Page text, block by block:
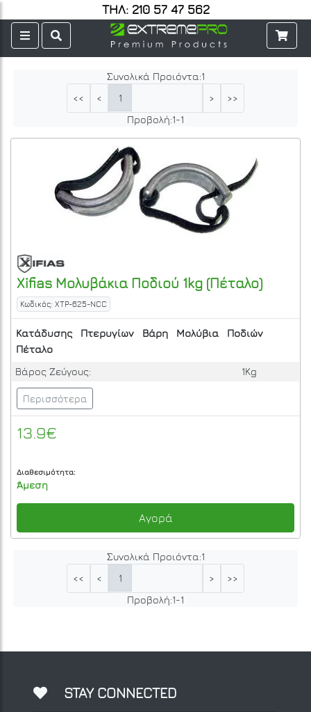
ΤΗΛ: 210 57 47 562
Συνολικά Προιόντα:1
<<
< 1 >
>>
Προβολή:1-1
Xifias Μολυβάκια Ποδιού 1kg (Πέταλο)
Κωδικός: XTP-625-NCC
Κατάδυσης Πτερυγίων Βάρη Μολύβια
Ποδιών
Πέταλο
Βάρος Ζεύγους:
1Kg
Περισσότερα
13.9€
Διαθεσιμότητα:
Άμεση
Αγορά
Συνολικά Προιόντα:1
<<
< 1 >
>>
Προβολή:1-1
STAY CONNECTED